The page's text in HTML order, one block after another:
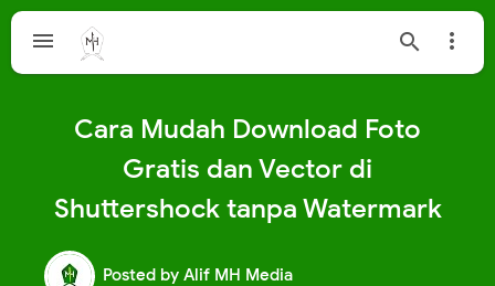
  
Cara Mudah Download Foto
Gratis dan Vector di
Shuttershock tanpa Watermark
Posted by Alif MH Media